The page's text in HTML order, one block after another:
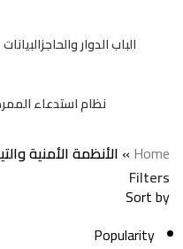
الباب الدوار والحاجزالبيانات
نظام استدعاء
Home
»الأنظمة الأمنية
Filters
Sort by
Popularity